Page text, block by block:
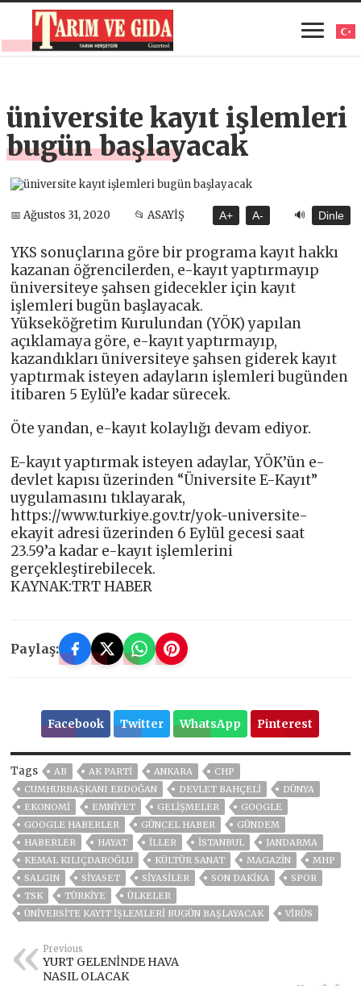
üniversite kayıt işlemleri
bugün başlayacak
📅 Ağustos 31, 2020 📂 ASAYİŞ A+ A- 🔊 Dinle
YKS sonuçlarına göre bir programa kayıt hakkı
kazanan öğrencilerden, e-kayıt yaptırmayıp
üniversiteye şahsen gidecekler için kayıt
işlemleri bugün başlayacak.
Yükseköğretim Kurulundan (YÖK) yapılan
açıklamaya göre, e-kayıt yaptırmayıp,
kazandıkları üniversiteye şahsen giderek kayıt
yaptırmak isteyen adayların işlemleri bugünden
itibaren 5 Eylül’e kadar sürecek.
Öte yandan, e-kayıt kolaylığı devam ediyor.
E-kayıt yaptırmak isteyen adaylar, YÖK’ün e-
devlet kapısı üzerinden “Üniversite E-Kayıt”
uygulamasını tıklayarak,
https://www.turkiye.gov.tr/yok-universite-
ekayit adresi üzerinden 6 Eylül gecesi saat
23.59’a kadar e-kayıt işlemlerini
gerçekleştirebilecek.
KAYNAK:TRT HABER
Paylaş:
Facebook Twitter WhatsApp Pinterest
Tags AB AK PARTİ ANKARA
CHP
CUMHURBAŞKANI ERDOĞAN
DEVLET BAHÇELİ
DÜNYA
EKONOMİ
EMNİYET GELIŞMELER
GOOGLE
GOOGLE HABERLER
GÜNCEL HABER
GÜNDEM
HABERLER
HAYAT İLLER ISTANBUL
JANDARMA
KEMAL KILIÇDAROĞLU
KÜLTÜR SANAT MAGAZİN
MHP
SALGIN
SİYASET SİYASİLER SON DAKIKA
SPOR
TSK
TÜRKİYE
ÜLKELER
ÜNIVERSITE KAYIT IŞLEMLERI BUGÜN BAŞLAYACAK
VIRÜS
Previous
YURT GELENİNDE HAVA
NASIL OLACAK